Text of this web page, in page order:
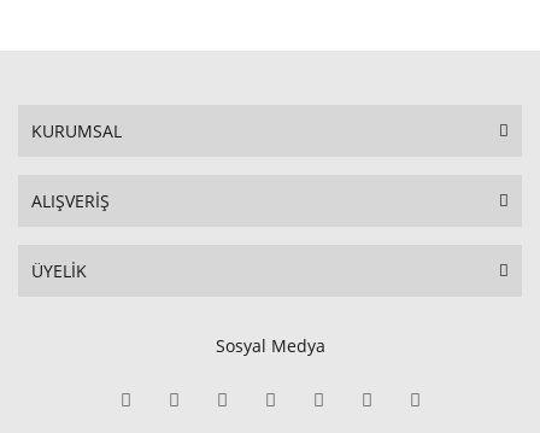
KURUMSAL
ALIŞVERİŞ
ÜYELİK
Sosyal Medya